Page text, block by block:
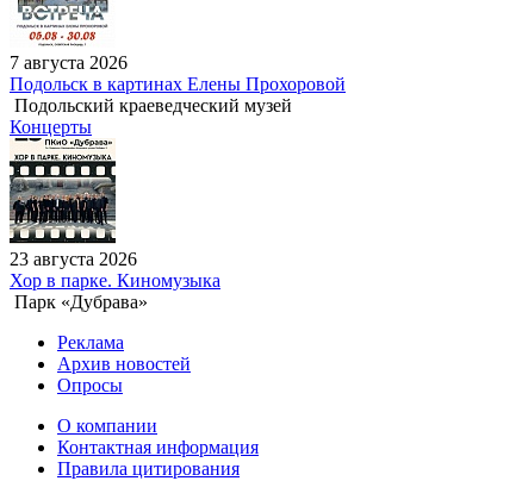
7 августа 2026
Подольск в картинах Елены Прохоровой
Подольский краеведческий музей
Концерты
23 августа 2026
Хор в парке. Киномузыка
Парк «Дубрава»
Реклама
Архив новостей
Опросы
О компании
Контактная информация
Правила цитирования